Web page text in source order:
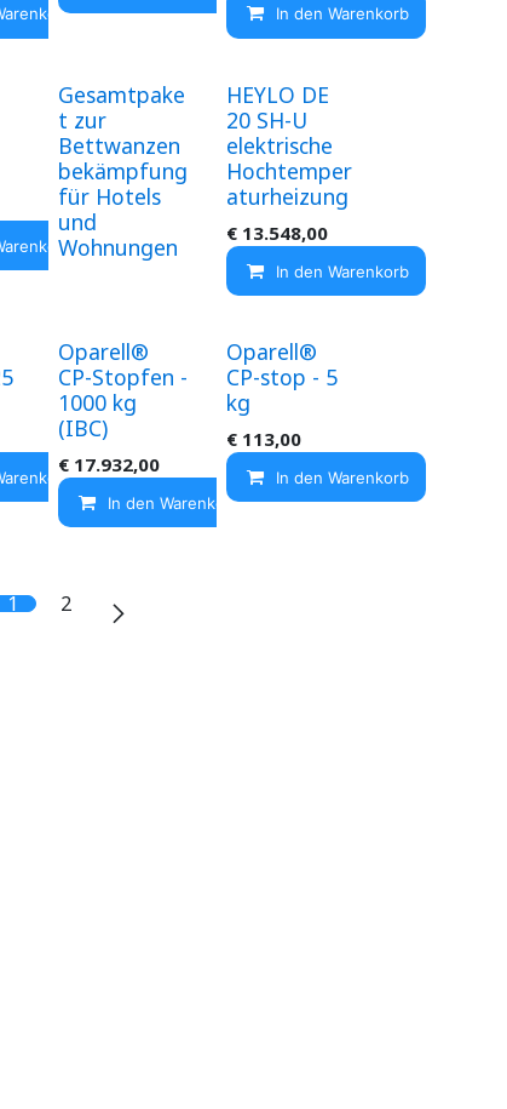
In den Warenkorb
Gesamtpake
t zur
Bettwanzen
bekämpfung
für Hotels
und
Wohnungen
HEYLO DE
20 SH-U
elektrische
Hochtemper
aturheizung
€ 13.548,00
In den Warenkorb
Oparell®
CP-Stopfen -
1000 kg
(IBC)
€ 17.932,00
In den Warenkorb
Oparell®
CP-stop - 5
kg
€ 113,00
In den Warenkorb
1 2